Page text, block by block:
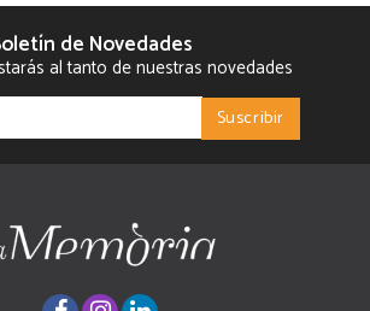
de Novedades
al tanto de nuestras novedades